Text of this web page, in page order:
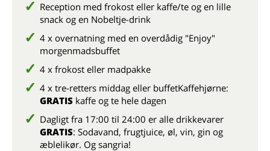
Reception med frokost eller kaffe/te og en lille
snack og en Nobeltje-drink
4 x overnatning med en overdådig "Enjoy"
morgenmadsbuffet
4 x frokost eller madpakke
4 x tre-retters middag eller buffetKaffehjørne:
GRATIS kaffe og te hele dagen
Dagligt fra 17:00 til 24:00 er alle drikkevarer
GRATIS: Sodavand, frugtjuice, øl, vin, gin og
æblelikør. Og sangria!